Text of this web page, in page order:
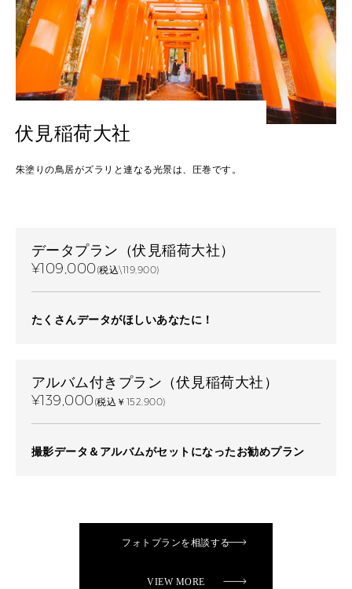
伏見稲荷大社
朱塗りの鳥居がズラリと連なる光景は、圧巻です。
データプラン（伏見稲荷大社）
¥109,000(税込\119,900)
たくさんデータがほしいあなたに！
アルバム付きプラン（伏見稲荷大社）
¥139,000(税込￥152,900)
撮影データ＆アルバムがセットになったお勧めプラン
フォトプランを相談する
VIEW MORE